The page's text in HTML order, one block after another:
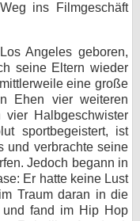
ins Filmgeschäft
Angeles geboren,
seine Eltern wieder
eine große
Ehen vier weiteren
Halbgeschwister
sportbegeistert, ist
und verbrachte seine
Jedoch begann in
Er hatte keine Lust
Traum daran in die
und fand im Hip Hop